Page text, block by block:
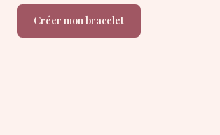
Créer mon bracelet